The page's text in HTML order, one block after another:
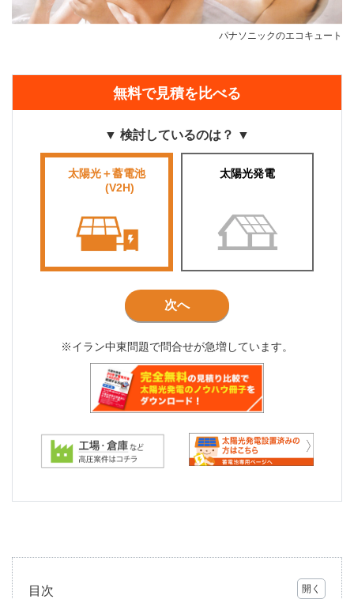
パナソニックのエコキュート
無料で見積を比べる
▼ 検討しているのは？ ▼
太陽光＋蓄電池
(V2H)
太陽光発電
次へ
※イラン中東問題で問合せが急増しています。
目次